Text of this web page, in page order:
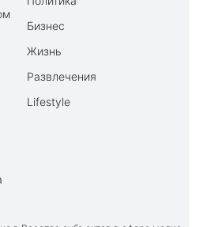
Бизнес
Жизнь
Развлечения
Lifestyle